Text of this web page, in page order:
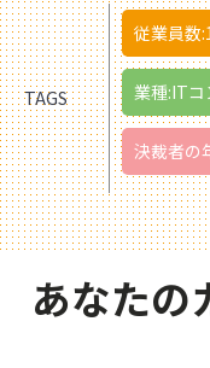
TAGS
従業員数
業種:ITコ
決裁者の
あなたの